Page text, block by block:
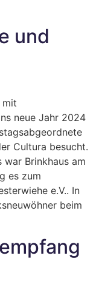
und
mit
neue Jahr 2024
Cultura besucht.
Brinkhaus am
es zum
e.V.. In
beim